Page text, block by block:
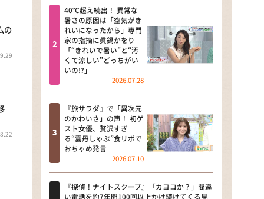
news おかえり
河合＆A.B.C-Z塚田×福井アナ
「なんでやねん！？」（news お
かえり）
DAIGOも台所 ～きょうの献立 何
にする？～
本日はダイアンなり！シーズン２
朝だ！生です旅サラダ
教えて！ニュースライブ 正義の
ミカタ
の
40℃超え続出！ 異常な
暑さの原因は「空気がき
れいになったから」専門
家の指摘に眞鍋かをり
「“きれいで暑い”と“汚
くて涼しい”どっちがい
いの!?」
2026.07.28
『旅サラダ』で「異次元
のかわいさ」の声！ 初ゲ
スト女優、贅沢すぎ
る“雲丹しゃぶ”食リポで
おちゃめ発言
2026.07.10
『探偵！ナイトスクープ』「カヨコか？」間違
い電話を約7年間100回以上かけ続けてくる見